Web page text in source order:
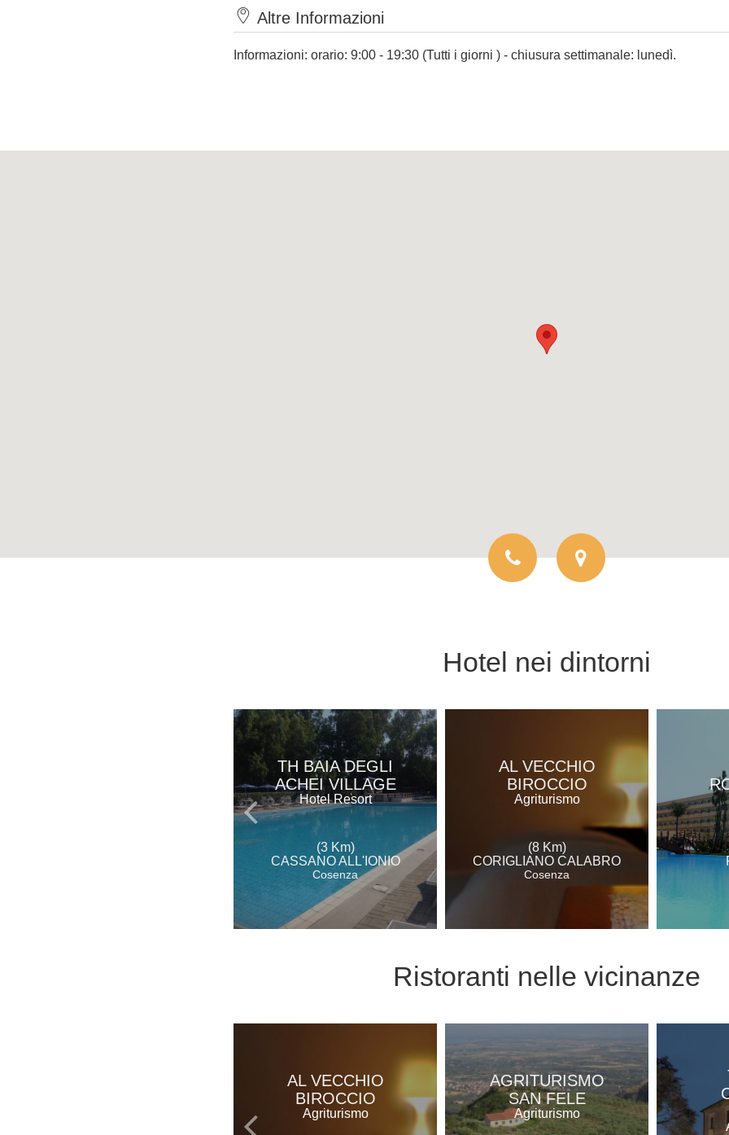
Altre Informazioni
Informazioni: orario: 9:00 - 19:30 (Tutti i giorni ) - chiusura settimanale: lunedì.
Hotel nei dintorni
TH BAIA DEGLI
ACHEI VILLAGE
Hotel Resort
(3 Km)
CASSANO ALL'IONIO
Cosenza
AL VECCHIO
BIROCCIO
Agriturismo
(8 Km)
CORIGLIANO CALABRO
Cosenza
Ristoranti nelle vicinanze
AL VECCHIO
BIROCCIO
Agriturismo
AGRITURISMO
SAN FELE
Agriturismo